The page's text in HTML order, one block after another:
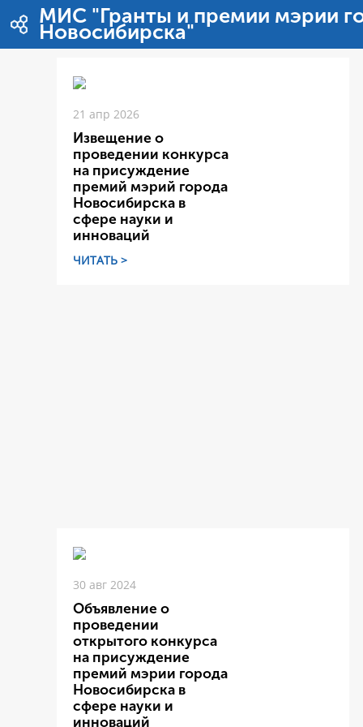
Перейти к содержимому
МИС "Гранты и премии мэрии
Новосибирска"
21 апр 2026
Извещение о
проведении конкурса
на присуждение
премий мэрий города
Новосибирска в
сфере науки и
инноваций
ЧИТАТЬ >
30 авг 2024
Объявление о
проведении
открытого конкурса
на присуждение
премий мэрии города
Новосибирска в
сфере науки и
инноваций